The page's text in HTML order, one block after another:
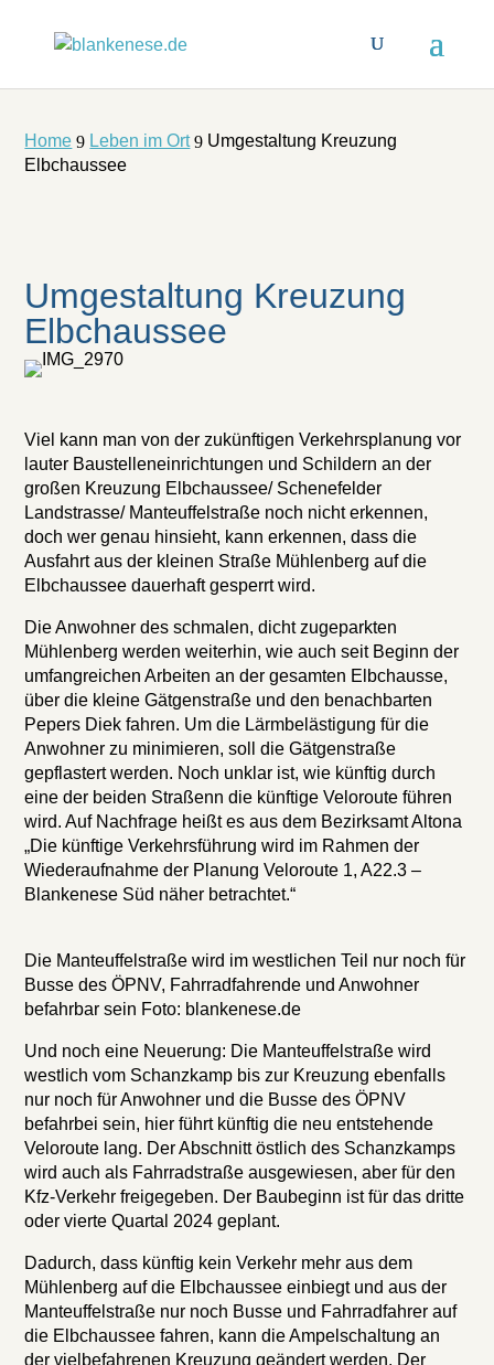
Home 9 Leben im Ort 9 Umgestaltung Kreuzung
Elbchaussee
Umgestaltung Kreuzung
Elbchaussee
Viel kann man von der zukünftigen Verkehrsplanung vor
lauter Baustelleneinrichtungen und Schildern an der
großen Kreuzung Elbchaussee/ Schenefelder
Landstrasse/ Manteuffelstraße noch nicht erkennen,
doch wer genau hinsieht, kann erkennen, dass die
Ausfahrt aus der kleinen Straße Mühlenberg auf die
Elbchaussee dauerhaft gesperrt wird.
Die Anwohner des schmalen, dicht zugeparkten
Mühlenberg werden weiterhin, wie auch seit Beginn der
umfangreichen Arbeiten an der gesamten Elbchausse,
über die kleine Gätgenstraße und den benachbarten
Pepers Diek fahren. Um die Lärmbelästigung für die
Anwohner zu minimieren, soll die Gätgenstraße
gepflastert werden. Noch unklar ist, wie künftig durch
eine der beiden Straßenn die künftige Veloroute führen
wird. Auf Nachfrage heißt es aus dem Bezirksamt Altona
„Die künftige Verkehrsführung wird im Rahmen der
Wiederaufnahme der Planung Veloroute 1, A22.3 –
Blankenese Süd näher betrachtet.“
Die Manteuffelstraße wird im westlichen Teil nur noch für
Busse des ÖPNV, Fahrradfahrende und Anwohner
befahrbar sein Foto: blankenese.de
Und noch eine Neuerung: Die Manteuffelstraße wird
westlich vom Schanzkamp bis zur Kreuzung ebenfalls
nur noch für Anwohner und die Busse des ÖPNV
befahrbei sein, hier führt künftig die neu entstehende
Veloroute lang. Der Abschnitt östlich des Schanzkamps
wird auch als Fahrradstraße ausgewiesen, aber für den
Kfz-Verkehr freigegeben. Der Baubeginn ist für das dritte
oder vierte Quartal 2024 geplant.
Dadurch, dass künftig kein Verkehr mehr aus dem
Mühlenberg auf die Elbchaussee einbiegt und aus der
Manteuffelstraße nur noch Busse und Fahrradfahrer auf
die Elbchaussee fahren, kann die Ampelschaltung an
der vielbefahrenen Kreuzung geändert werden. Der